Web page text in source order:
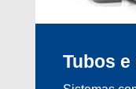
Tubos